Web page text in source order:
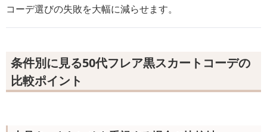
コーデ選びの失敗を大幅に減らせます。
条件別に見る50代フレア黒スカートコーデの
比較ポイント